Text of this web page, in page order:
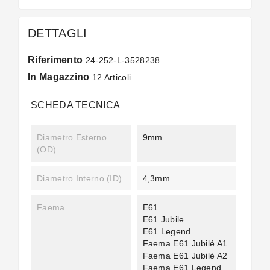
DETTAGLI
Riferimento 24-252-L-3528238
In Magazzino 12 Articoli
SCHEDA TECNICA
Diametro Esterno
(OD)
9mm
Diametro Interno (ID) 4,3mm
Faema
E61
E61 Jubile
E61 Legend
Faema E61 Jubilé A1
Faema E61 Jubilé A2
Faema E61 Legend